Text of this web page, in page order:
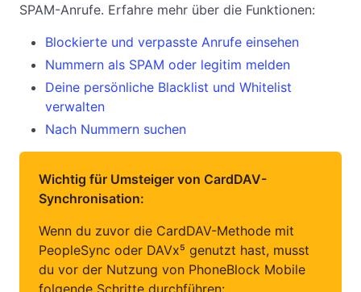
SPAM-Anrufe. Erfahre mehr über die Funktionen:
Blockierte und verpasste Anrufe einsehen
Nummern als SPAM oder legitim melden
Deine persönliche Blacklist und Whitelist
verwalten
Nach Nummern suchen
Wichtig für Umsteiger von CardDAV-
Synchronisation:
Wenn du zuvor die CardDAV-Methode mit
PeopleSync oder DAVx⁵ genutzt hast, musst
du vor der Nutzung von PhoneBlock Mobile